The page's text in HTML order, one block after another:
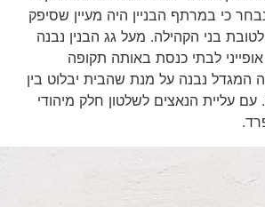
כי במרתף הבניין היה מעיין שסיפק
בני הקהילה. מעל גג הבנין נבנה
לבתי כנסת באותה תקופה
נבנה על מנת שהבית יבלוט בין
עליית הנאצים לשלטון חלק מיהודי